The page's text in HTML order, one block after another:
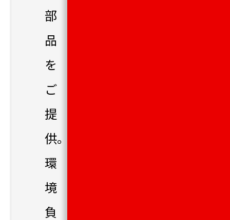
部
品
を
ご
提
供。
環
境
負